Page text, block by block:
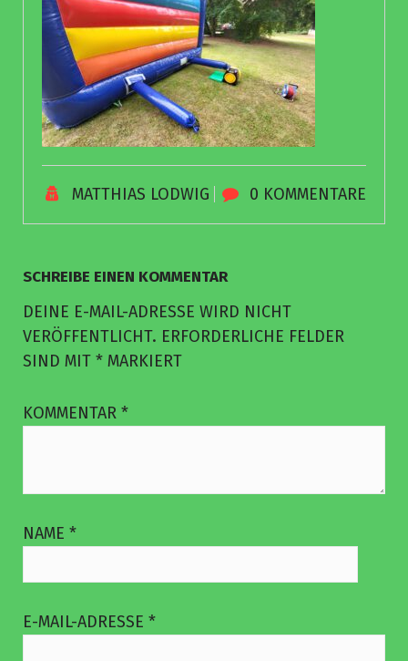
MATTHIAS LODWIG 0 KOMMENTARE
SCHREIBE EINEN KOMMENTAR
DEINE E-MAIL-ADRESSE WIRD NICHT
VERÖFFENTLICHT. ERFORDERLICHE FELDER
SIND MIT * MARKIERT
KOMMENTAR *
NAME *
E-MAIL-ADRESSE *